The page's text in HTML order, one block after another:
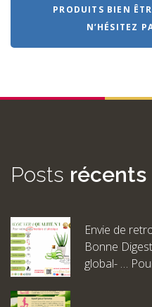
PRODUITS BIEN
N’HÉSITEZ
Posts récents
Envie de
Bonne
global- …